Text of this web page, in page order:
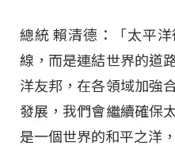
總統 賴清德：「太平
線，而是連結世界的道
洋友邦，在各領域加強
發展，我們會繼續確保
是一個世界的和平之洋